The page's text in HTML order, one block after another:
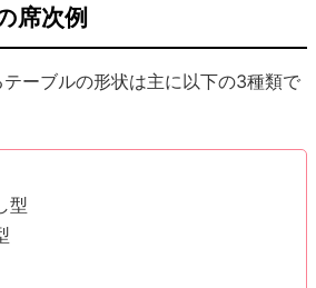
注意点やマナーがあります。
、テーブル別に確認していきましょ